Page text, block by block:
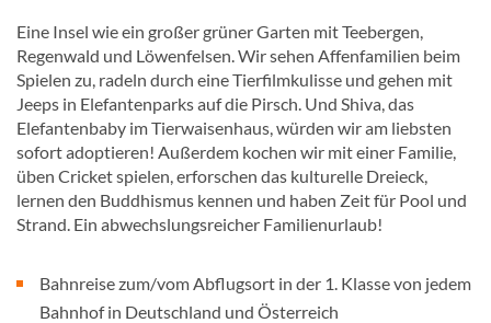
Eine Insel wie ein großer grüner Garten mit Teebergen,
Regenwald und Löwenfelsen. Wir sehen Affenfamilien beim
Spielen zu, radeln durch eine Tierfilmkulisse und gehen mit
Jeeps in Elefantenparks auf die Pirsch. Und Shiva, das
Elefantenbaby im Tierwaisenhaus, würden wir am liebsten
sofort adoptieren! Außerdem kochen wir mit einer Familie,
üben Cricket spielen, erforschen das kulturelle Dreieck,
lernen den Buddhismus kennen und haben Zeit für Pool und
Strand. Ein abwechslungsreicher Familienurlaub!
Bahnreise zum/vom Abflugsort in der 1. Klasse von jedem
Bahnhof in Deutschland und Österreich